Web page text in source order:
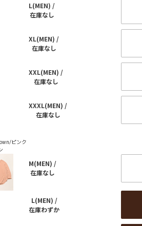
L(MEN) /
在庫なし
XL(MEN) /
在庫なし
XXL(MEN) /
在庫なし
XXXL(MEN) /
在庫なし
M(MEN) /
在庫なし
L(MEN) /
在庫わずか